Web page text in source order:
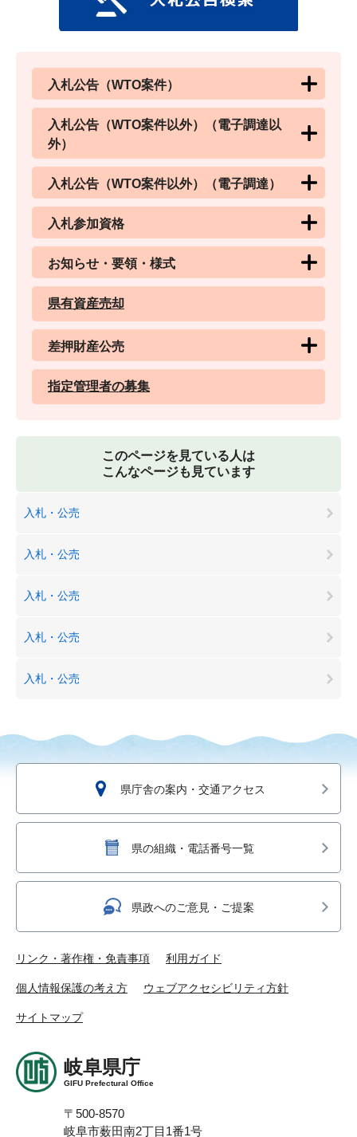
入札公告（WTO案件）
入札公告（WTO案件以外）（電子調達以
外）
入札公告（WTO案件以外）（電子調達）
入札参加資格
お知らせ・要領・様式
県有資産売却
差押財産公売
指定管理者の募集
このページを見ている人は
こんなページも見ています
入札・公売
入札・公売
入札・公売
入札・公売
入札・公売
県庁舎の案内・交通アクセス
県の組織・電話番号一覧
県政へのご意見・ご提案
リンク・著作権・免責事項 利用ガイド
個人情報保護の考え方 ウェブアクセシビリティ方針
サイトマップ
岐阜県庁
GIFU Prefectural Office
〒500-8570
岐阜市薮田南2丁目1番1号